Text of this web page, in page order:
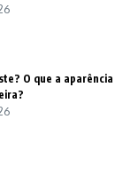
O que a aparência